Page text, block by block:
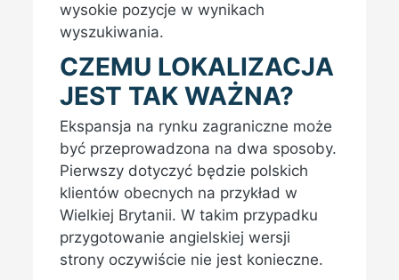
wysokie pozycje w wynikach
wyszukiwania.
CZEMU LOKALIZACJA
JEST TAK WAŻNA?
Ekspansja na rynku zagraniczne może
być przeprowadzona na dwa sposoby.
Pierwszy dotyczyć będzie polskich
klientów obecnych na przykład w
Wielkiej Brytanii. W takim przypadku
przygotowanie angielskiej wersji
strony oczywiście nie jest konieczne.